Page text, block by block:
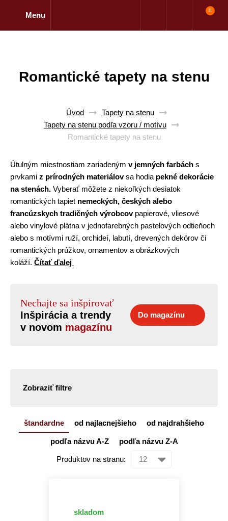
Menu
0
Romantické tapety na stenu
Úvod
Tapety na stenu
Tapety na stenu podľa vzoru / motívu
Romantické tapety na stenu
Útulným miestnostiam zariadeným v jemných farbách s
prvkami z prírodných materiálovsa hodia pekné dekorácie
na stenách. Vyberať môžete z niekoľkých desiatok
romantických tapiet nemeckých, českých alebo
francúzskych tradičných výrobcovpapierové, vliesové
alebo vinylové plátna v jednofarebných pastelových odtieňoch
alebo s motívmi ruží, orchideí, labutí, drevených dekórov či
romantických prúžkov, ornamentov a obrázkových
koláží. Čítať ďalej
Nechajte sa inšpirovať
Inšpirácia a trendy
v novom magazínu
Do magazínu
Zobraziť filtre
štandardne od najlacnejšieho od najdrahšieho
podľa názvu A-Z podľa názvu Z-A
Produktov na stranu:
skladom